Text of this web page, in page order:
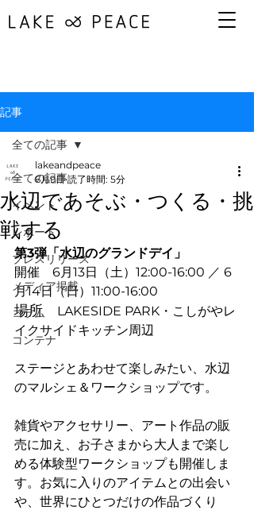
記事
全ての記事
イベント
レポート
プレスリリース
メディア掲載
コラム
コンテナ
全ての記事
水辺であそぶ・つくる・挑
戦する
lakeandpeace
6月9日 読了時間: 5分
第3弾「水辺のグランドデイ」
開催　6月13日（土）12:00-16:00 ／ 6
月14日（日）11:00-16:00
場所
LAKESIDE PARK・こしがやレ
イクサイドキッチン周辺
ステージとあわせて楽しみたい、水辺
のマルシェ＆ワークショップです。
雑貨やアクセサリー、アート作品の販
売に加え、お子さまから大人まで楽し
める体験型ワークショップも開催しま
す。お気に入りのアイテムとの出会い
や、世界にひとつだけの作品づくり